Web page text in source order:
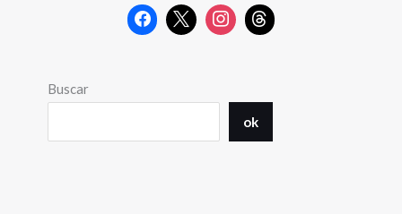
Buscar
ok